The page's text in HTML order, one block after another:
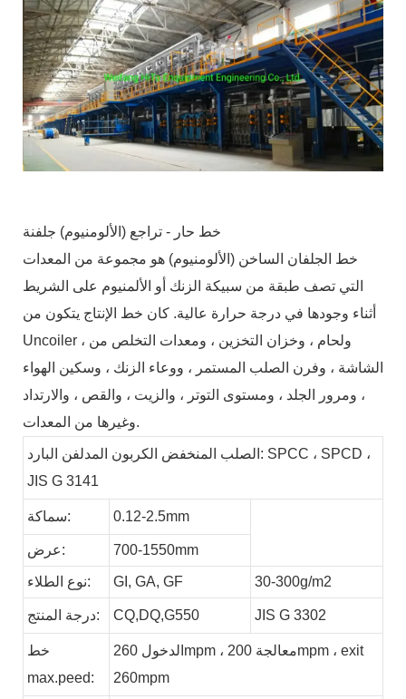
خط حار - تراجع (الألومنيوم) جلفنة
خط الجلفان الساخن (الألومنيوم) هو مجموعة من المعدات
التي تصف طبقة من سبيكة الزنك أو الألمنيوم على الشريط
أثناء وجودها في درجة حرارة عالية. كان خط الإنتاج يتكون من
Uncoiler ، ولحام ، وخزان التخزين ، ومعدات التخلص من
الشاشة ، وفرن الصلب المستمر ، ووعاء الزنك ، وسكين الهواء
، ومرور الجلد ، ومستوى التوتر ، والزيت ، والقص ، والارتداد
وغيرها من المعدات.
الصلب المنخفض الكربون المدلفن البارد: SPCC ، SPCD ،
JIS G 3141
سماكة: 0.12-2.5mm
عرض: 700-1550mm
نوع الطلاء: GI, GA, GF 30-300g/m2
درجة المنتج: CQ,DQ,G550 JIS G 3302
خط
max.peed:
الدخول 260mpm ، معالجة 200mpm ، exit
260mpm